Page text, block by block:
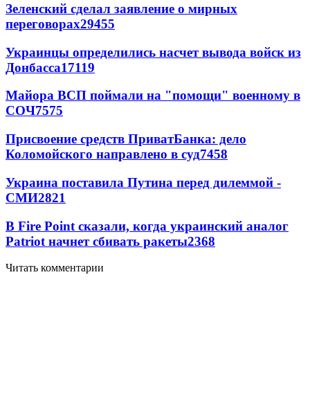
Зеленский сделал заявление о мирных
переговорах29455
Украинцы определились насчет вывода войск из
Донбасса17119
Майора ВСП поймали на "помощи" военному в
СОЧ7575
Присвоение средств ПриватБанка: дело
Коломойского направлено в суд7458
Украина поставила Путина перед дилеммой -
СМИ2821
В Fire Point сказали, когда украинский аналог
Patriot начнет сбивать ракеты2368
Читать комментарии